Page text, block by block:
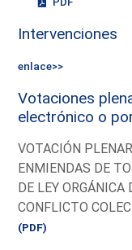
Intervenciones
enlace>>
Votaciones
electrónico o
VOTACIÓN
ENMIENDAS DE
DE LEY ORGÁNICA
CONFLICTO
(PDF)